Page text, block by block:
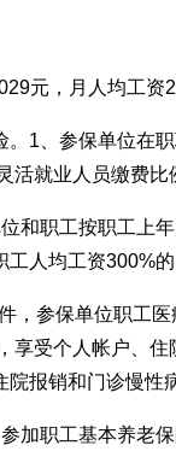
元，月人均工资
1、参保单位在
活就业人员缴费比
和职工按职工上
人均工资300%
，参保单位职工
享受个人帐户、
院报销和门诊慢性
加职工基本养老